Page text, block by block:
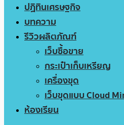
ปฏิทินเศรษฐกิจ
บทความ
รีวิวผลิตภัณฑ์
เว็บซื้อขาย
กระเป๋าเก็บเหรียญ
เครื่องขุด
เว็บขุดแบบ Cloud
ห้องเรียน